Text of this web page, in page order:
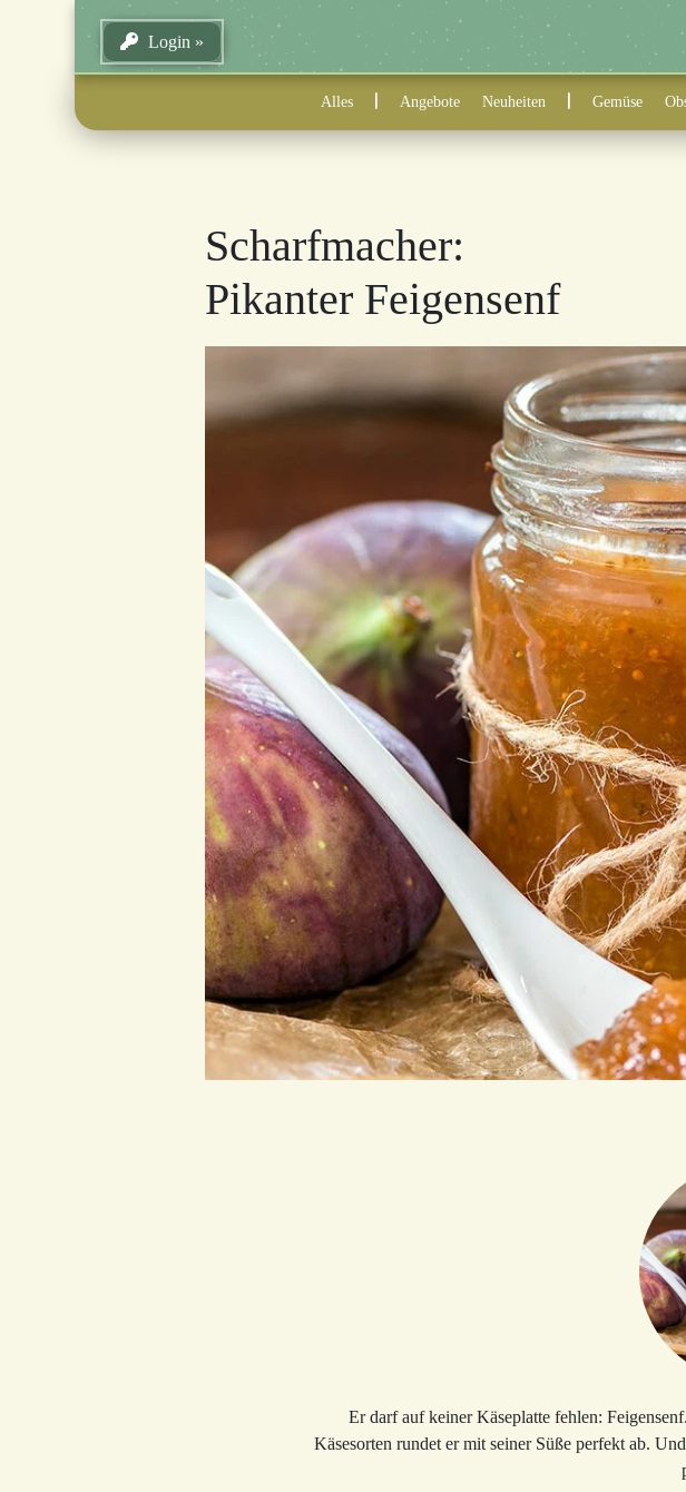
Login
Alles Angebote Neuheiten Gemüse
Scharfmacher:
Pikanter Feigensenf
Er darf auf keiner Käseplatte fehlen:
Käsesorten rundet er mit seiner Süße perfekt ab.